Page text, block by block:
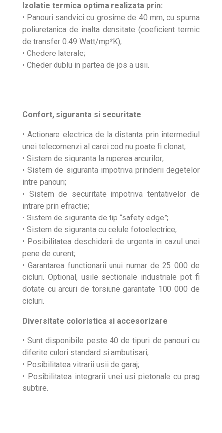
Izolatie termica optima realizata prin:
• Panouri sandvici cu grosime de 40 mm, cu spuma
poliuretanica de inalta densitate (coeficient termic
de transfer 0.49 Watt/mp*K);
• Chedere laterale;
• Cheder dublu in partea de jos a usii.
Confort, siguranta si securitate
• Actionare electrica de la distanta prin intermediul
unei telecomenzi al carei cod nu poate fi clonat;
• Sistem de siguranta la ruperea arcurilor;
• Sistem de siguranta impotriva prinderii degetelor
intre panouri;
• Sistem de securitate impotriva tentativelor de
intrare prin efractie;
• Sistem de siguranta de tip “safety edge”;
• Sistem de siguranta cu celule fotoelectrice;
• Posibilitatea deschiderii de urgenta in cazul unei
pene de curent;
• Garantarea functionarii unui numar de 25 000 de
cicluri. Optional, usile sectionale industriale pot fi
dotate cu arcuri de torsiune garantate 100 000 de
cicluri.
Diversitate coloristica si accesorizare
• Sunt disponibile peste 40 de tipuri de panouri cu
diferite culori standard si ambutisari;
• Posibilitatea vitrarii usii de garaj;
• Posibilitatea integrarii unei usi pietonale cu prag
subtire.